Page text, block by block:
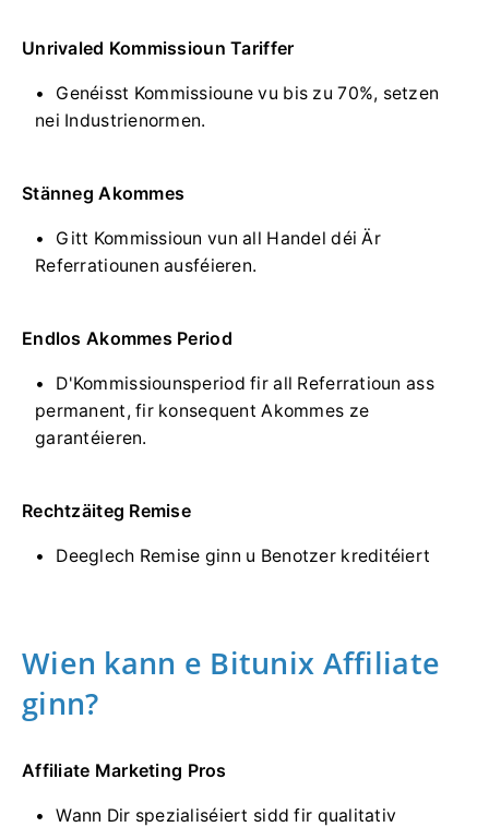
Unrivaled Kommissioun Tariffer
Genéisst Kommissioune vu bis zu 70%, setzen
nei Industrienormen.
Stänneg Akommes
Gitt Kommissioun vun all Handel déi Är
Referratiounen ausféieren.
Endlos Akommes Period
D'Kommissiounsperiod fir all Referratioun ass
permanent, fir konsequent Akommes ze
garantéieren.
Rechtzäiteg Remise
Deeglech Remise ginn u Benotzer kreditéiert
Wien kann e Bitunix Affiliate
ginn?
Affiliate Marketing Pros
Wann Dir spezialiséiert sidd fir qualitativ